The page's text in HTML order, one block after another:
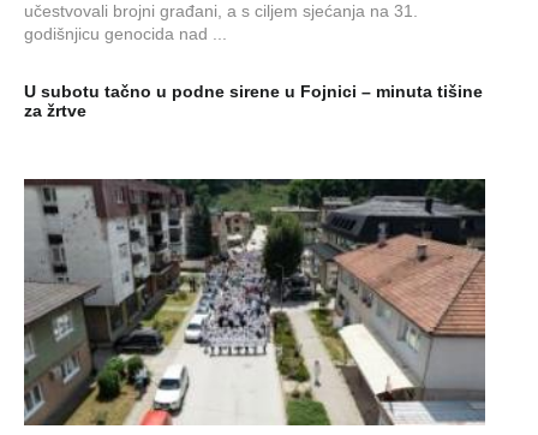
učestvovali brojni građani, a s ciljem sjećanja na 31.
godišnjicu genocida nad ...
U subotu tačno u podne sirene u Fojnici – minuta tišine
za žrtve